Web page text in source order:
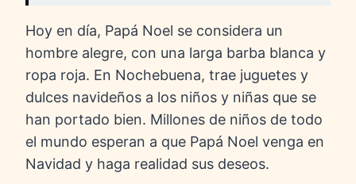
Hoy en día, Papá Noel se considera un
hombre alegre, con una larga barba blanca y
ropa roja. En Nochebuena, trae juguetes y
dulces navideños a los niños y niñas que se
han portado bien. Millones de niños de todo
el mundo esperan a que Papá Noel venga en
Navidad y haga realidad sus deseos.